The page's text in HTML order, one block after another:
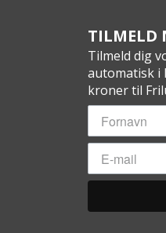
TILMELD
Tilmeld dig
automatisk i
kroner til